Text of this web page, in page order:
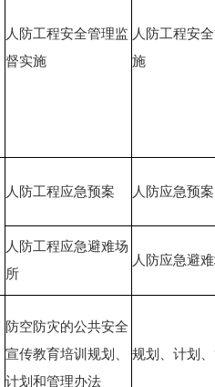
人防工程安全管理监
督实施
人防工程安
施
人防工程应急预案 人防应急预案
人防工程应急避难场
所
人防应急避
防空防灾的公共安全
宣传教育培训规划、
计划和管理办法
规划、计划